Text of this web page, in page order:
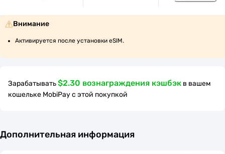
Внимание
Активируется после установки eSIM.
Зарабатывать$2.30 вознаграждения кэшбэк в вашем
кошельке MobiPay с этой покупкой
Дополнительная информация